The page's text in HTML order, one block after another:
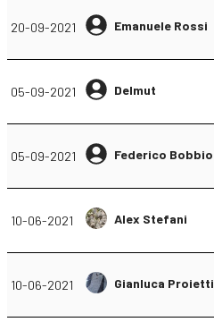
20-09-2021 Emanuele Rossi
05-09-2021 Delmut
05-09-2021 Federico Bobbio
10-06-2021 Alex Stefani
10-06-2021 Gianluca Proietti